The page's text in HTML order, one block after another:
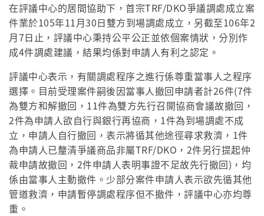
在評議中心的居間協助下，首宗TRF/DKO爭議調處成立案
件業於105年11月30日雙方到場調處成立，另截至106年2
月7日止，評議中心秉持公平公正並依個案情狀，分別作
成4件調處建議，結果均係對申請人有利之認定。
評議中心表示，有關調處程序之進行係尊重當事人之程序
選擇。目前受理案件嗣後因當事人撤回申請者計26件(7件
為雙方和解撤回，11件為雙方先行召開協商會議故撤回，
2件為申請人欲自行與銀行再協商，1件為到場調處不成
立，申請人自行撤回，表示將循其他途徑尋求救濟，1件
為申請人已釐清爭議商品非屬TRF/DKO，2件另行提起仲
裁申請故撤回，2件申請人表明事證不足故先行撤回)，均
係由當事人主動撤件。少部分案件申請人表示欲先循其他
管道救濟，申請暫停調處程序但不撤件，評議中心亦均尊
重。